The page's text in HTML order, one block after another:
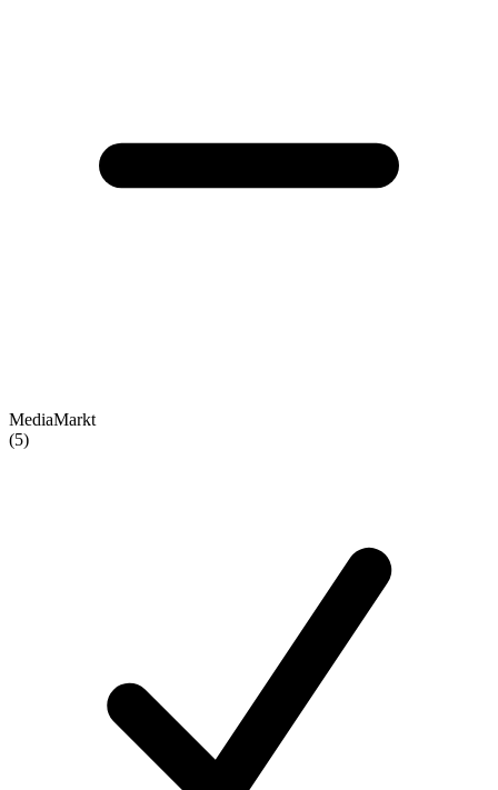
MediaMarkt
(5)